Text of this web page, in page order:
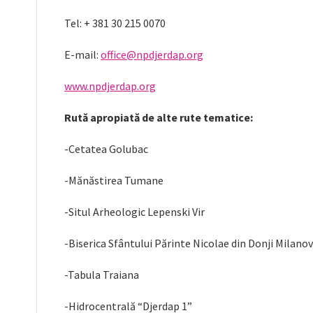
Tel: + 381 30 215 0070
E-mail: office@npdjerdap.org
www.npdjerdap.org
Rută apropiată de alte rute tematice:
-Cetatea Golubac
-Mănăstirea Tumane
-Situl Arheologic Lepenski Vir
-Biserica Sfântului Părinte Nicolae din Donji
-Tabula Traiana
-Hidrocentrală “Djerdap 1”